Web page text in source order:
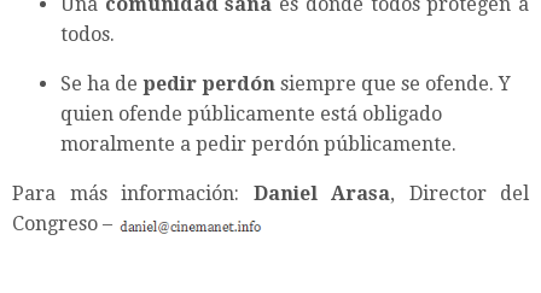
Una comunidad sana es donde todos protegen a
todos.
Se ha de pedir perdón siempre que se ofende. Y
quien ofende públicamente está obligado
moralmente a pedir perdón públicamente.
Para más información: Daniel Arasa, Director del
Congreso –